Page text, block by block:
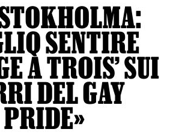
SENTIRE
À TROIS’ SUI
DEL GAY
PRIDE»